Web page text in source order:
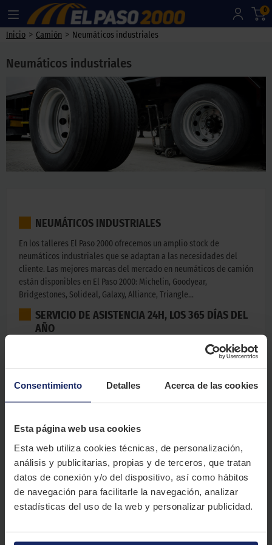
Consentimiento Detalles Acerca de las cookies
Esta página web usa cookies
Esta web utiliza cookies técnicas, de personalización,
análisis y publicitarias, propias y de terceros, que tratan
datos de conexión y/o del dispositivo, así como hábitos
de navegación para facilitarle la navegación, analizar
estadísticas del uso de la web y personalizar publicidad.
0
Inicio > Camión > Neumáticos industriales
Neumáticos industriales
NEUMÁTICOS INDUSTRIALES
En los talleres El Paso 2000 ofrecemos un amplio stock de
neumáticos industriales que se adaptan a las necesidades del
cliente. Las mejores marcas del mercado en neumáticos de camión
están disponibles en El Paso 2000: Michelin, Goodyear,
Bridgestones, Solideal, Galaxy, Alliance, Triangle…
SERVICIO DE ASISTENCIA 24H, LOS 365 DÍAS DEL
AÑO
Nuestros servicios abarcan suministro, montaje y reparación de
la gestión de vehículos de gran tamaño. El Paso 2000 es garantía
de un estado óptimo en los neumáticos de la maquinaria
SERVICIOS DE NEUMÁTICOS INDUSTRIALES
2000 ofrecemos Servicios en Neumáticos Industriales de:
Montaje y desmontaje de neumáticos industriales
Reparación de pinchazos
Macizado (inflado con espuma)
Cambio de cadenas
Presión y revisión de neumáticos industriales